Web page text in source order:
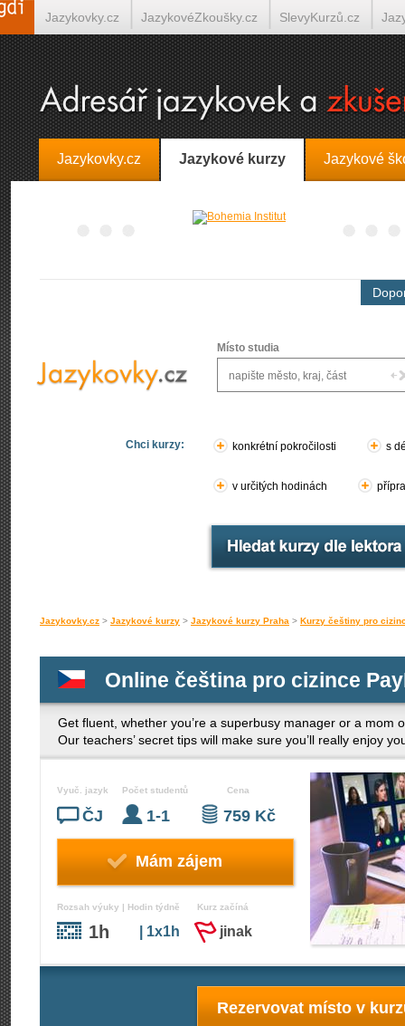
Jazykovky.cz Jazykové kurzy Jazykové
Místo studia
Chci kurzy: konkrétní pokročilosti s
v určitých hodinách
Jazykovky.cz > Jazykové kurzy > Jazykové kurzy Praha > Kurzy češtiny pro
Online čeština pro cizince
Get fluent, whether you’re a superbusy manager or a mom
Our teachers’ secret tips will make sure you’ll really enjoy
Vyuč. jazyk
ČJ
Počet studentů
1-1
Cena
759 Kč
Mám zájem
Rozsah výuky | Hodin týdně
1h | 1x1h
Kurz začíná
jinak
Rezervovat místo v
Jazykovky.cz JazykovéZkoušky.cz SlevyKurzů.cz
Španělština on-line Italština on-line Tlumočení-